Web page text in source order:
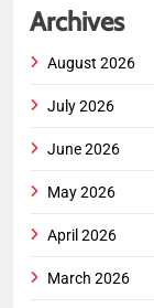
Archives
August 2026
July 2026
June 2026
May 2026
April 2026
March 2026